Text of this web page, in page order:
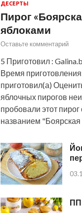
ДЕСЕРТЫ
Пирог
яблоками
Оставьте комментарий
5 Приготовил :
Время
приготовил(а)
яблочных пирогов
пробовали этот
названием
ПП